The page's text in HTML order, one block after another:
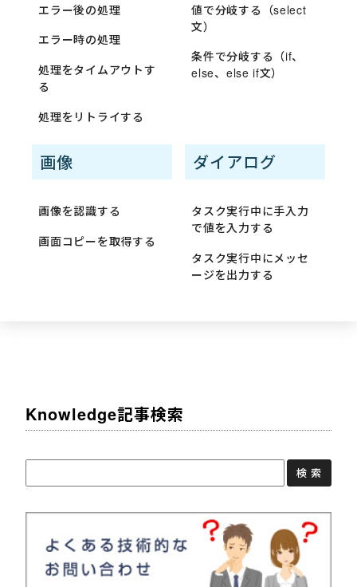
エラー後の処理
エラー時の処理
処理をタイムアウトす
る
処理をリトライする
値で分岐する（select
文）
条件で分岐する（if、
else、else if文）
画像
画像を認識する
画面コピーを取得する
ダイアログ
タスク実行中に手入力
で値を入力する
タスク実行中にメッセ
ージを出力する
Knowledge記事検索